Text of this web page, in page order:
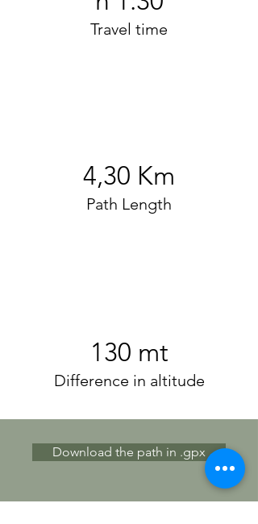
Travel time
4,30 Km
Path Length
130 mt
Difference in altitude
Download the path in .gpx